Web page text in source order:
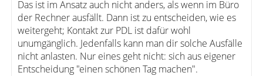
Das ist im Ansatz auch nicht anders, als wenn im Büro
der Rechner ausfällt. Dann ist zu entscheiden, wie es
weitergeht; Kontakt zur PDL ist dafür wohl
unumgänglich. Jedenfalls kann man dir solche Ausfälle
nicht anlasten. Nur eines geht nicht: sich aus eigener
Entscheidung "einen schönen Tag machen".